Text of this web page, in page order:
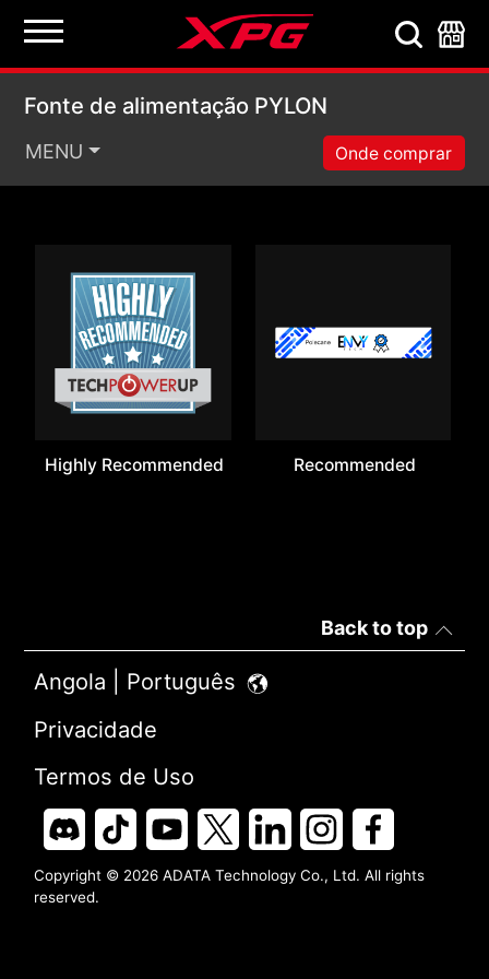
Fonte de alimentação
Fonte de alimentação PYLON
MENU Onde comprar
Highly Recommended Recommended
Back to top
Angola | Português
Privacidade
Termos de Uso
Copyright © 2026 ADATA Technology Co., Ltd. All rights
reserved.